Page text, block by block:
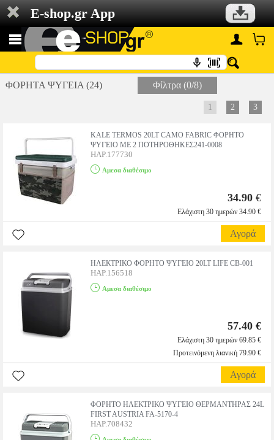
E-shop.gr App
ΦΟΡΗΤΑ ΨΥΓΕΙΑ (24) Φίλτρα (0/8)
1 2 3
KALE TERMOS 20LT CAMO FABRIC ΦΟΡΗΤΟ
ΨΥΓΕΙΟ ΜΕ 2 ΠΟΤΗΡΟΘΗΚΕΣ241-0008
HAP.177730
Αμεσα διαθέσιμο
34.90 €
Ελάχιστη 30 ημερών 34.90 €
Αγορά
ΗΛΕΚΤΡΙΚΟ ΦΟΡΗΤΟ ΨΥΓΕΙΟ 20LT LIFE CB-001
HAP.156518
Αμεσα διαθέσιμο
57.40 €
Ελάχιστη 30 ημερών 69.85 €
Προτεινόμενη λιανική 79.90 €
Αγορά
ΦΟΡΗΤΟ ΗΛΕΚΤΡΙΚΟ ΨΥΓΕΙΟ ΘΕΡΜΑΝΤΗΡΑΣ 24L
FIRST AUSTRIA FA-5170-4
HAP.708432